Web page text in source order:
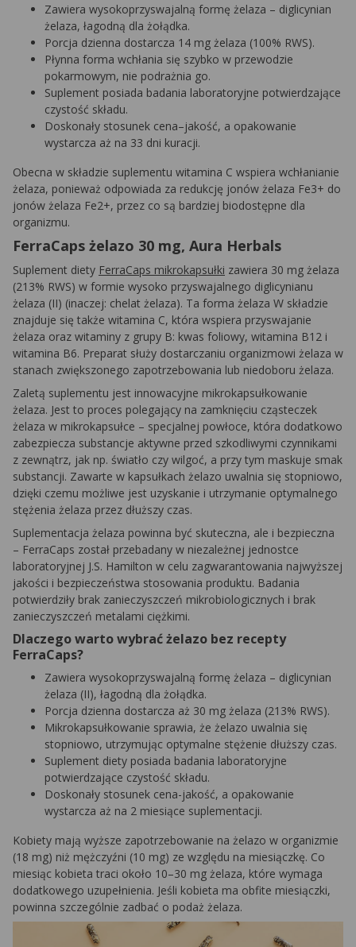
Zawiera wysokoprzyswajalną formę żelaza – diglicynian
żelaza, łagodną dla żołądka.
Porcja dzienna dostarcza 14 mg żelaza (100% RWS).
Płynna forma wchłania się szybko w przewodzie
pokarmowym, nie podrażnia go.
Suplement posiada badania laboratoryjne potwierdzające
czystość składu.
Doskonały stosunek cena–jakość, a opakowanie
wystarcza aż na 33 dni kuracji.
Obecna w składzie suplementu witamina C wspiera wchłanianie
żelaza, ponieważ odpowiada za redukcję jonów żelaza Fe3+ do
jonów żelaza Fe2+, przez co są bardziej biodostępne dla
organizmu.
FerraCaps żelazo 30 mg, Aura Herbals
Suplement diety FerraCaps mikrokapsułki zawiera 30 mg żelaza
(213% RWS) w formie wysoko przyswajalnego diglicynianu
żelaza (II) (inaczej: chelat żelaza). Ta forma żelaza W składzie
znajduje się także witamina C, która wspiera przyswajanie
żelaza oraz witaminy z grupy B: kwas foliowy, witamina B12 i
witamina B6. Preparat służy dostarczaniu organizmowi żelaza w
stanach zwiększonego zapotrzebowania lub niedoboru żelaza.
Zaletą suplementu jest innowacyjne mikrokapsułkowanie
żelaza. Jest to proces polegający na zamknięciu cząsteczek
żelaza w mikrokapsułce – specjalnej powłoce, która dodatkowo
zabezpiecza substancje aktywne przed szkodliwymi czynnikami
z zewnątrz, jak np. światło czy wilgoć, a przy tym maskuje smak
substancji. Zawarte w kapsułkach żelazo uwalnia się stopniowo,
dzięki czemu możliwe jest uzyskanie i utrzymanie optymalnego
stężenia żelaza przez dłuższy czas.
Suplementacja żelaza powinna być skuteczna, ale i bezpieczna
– FerraCaps został przebadany w niezależnej jednostce
laboratoryjnej J.S. Hamilton w celu zagwarantowania najwyższej
jakości i bezpieczeństwa stosowania produktu. Badania
potwierdziły brak zanieczyszczeń mikrobiologicznych i brak
zanieczyszczeń metalami ciężkimi.
Dlaczego warto wybrać żelazo bez recepty
FerraCaps?
Zawiera wysokoprzyswajalną formę żelaza – diglicynian
żelaza (II), łagodną dla żołądka.
Porcja dzienna dostarcza aż 30 mg żelaza (213% RWS).
Mikrokapsułkowanie sprawia, że żelazo uwalnia się
stopniowo, utrzymując optymalne stężenie dłuższy czas.
Suplement diety posiada badania laboratoryjne
potwierdzające czystość składu.
Doskonały stosunek cena-jakość, a opakowanie
wystarcza aż na 2 miesiące suplementacji.
Kobiety mają wyższe zapotrzebowanie na żelazo w organizmie
(18 mg) niż mężczyźni (10 mg) ze względu na miesiączkę. Co
miesiąc kobieta traci około 10–30 mg żelaza, które wymaga
dodatkowego uzupełnienia. Jeśli kobieta ma obfite miesiączki,
powinna szczególnie zadbać o podaż żelaza.